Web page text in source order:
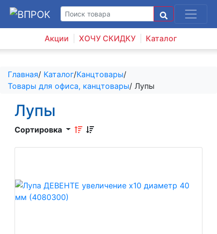
Акции ХОЧУ СКИДКУ Каталог
Главная/ Каталог/Канцтовары/
Товары для офиса, канцтовары/ Лупы
Лупы
Сортировка